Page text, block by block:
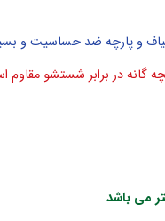
و پارچه ضد حساسیت و
گانه در برابر شستشو مقاوم
می باشد